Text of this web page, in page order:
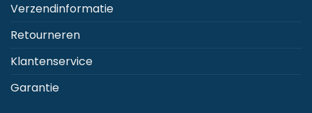
Verzendinformatie
Retourneren
Klantenservice
Garantie